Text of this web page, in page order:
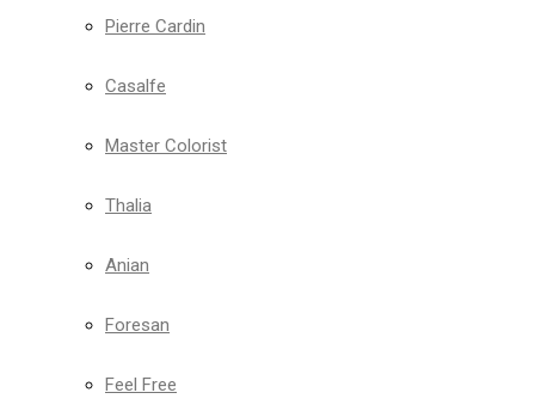
Pierre Cardin
Casalfe
Master Colorist
Thalia
Anian
Foresan
Feel Free